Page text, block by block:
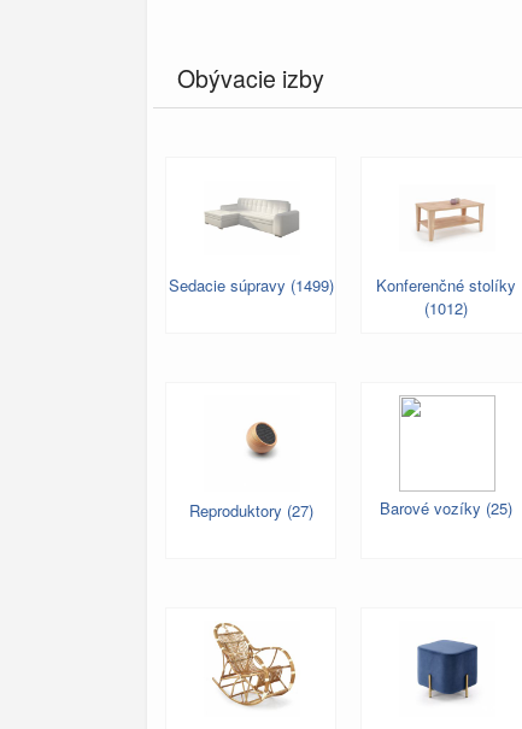
Obývacie izby
Sedacie súpravy (1499)
Konferenčné stolíky
(1012)
Reproduktory (27) Barové vozíky (25)